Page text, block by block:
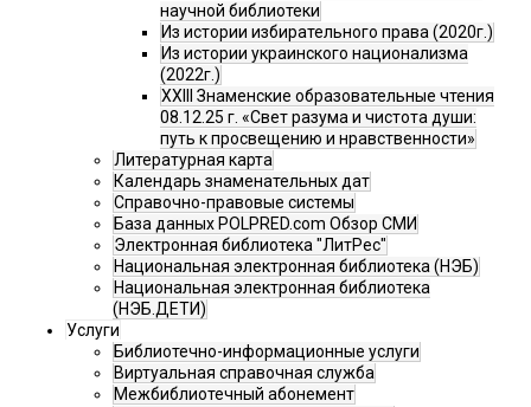
научной библиотеки
Из истории избирательного права (2020г.)
Из истории украинского национализма
(2022г.)
XXIII Знаменские образовательные чтения
08.12.25 г. «Свет разума и чистота души:
путь к просвещению и нравственности»
Литературная карта
Календарь знаменательных дат
Справочно-правовые системы
База данных POLPRED.com Обзор СМИ
Электронная библиотека "ЛитРес"
Национальная электронная библиотека (НЭБ)
Национальная электронная библиотека
(НЭБ.ДЕТИ)
Услуги
Библиотечно-информационные услуги
Виртуальная справочная служба
Межбиблиотечный абонемент